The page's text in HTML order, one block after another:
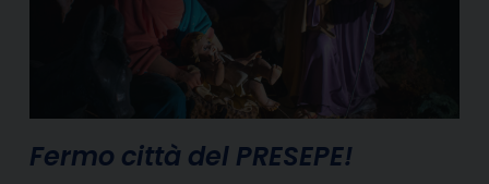
Fermo città del PRESEPE!